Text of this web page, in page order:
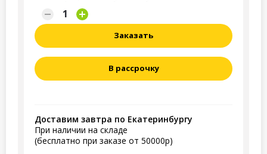
Заказать
В рассрочку
Доставим завтра по Екатеринбургу
При наличии на складе
(бесплатно при заказе от 50000р)